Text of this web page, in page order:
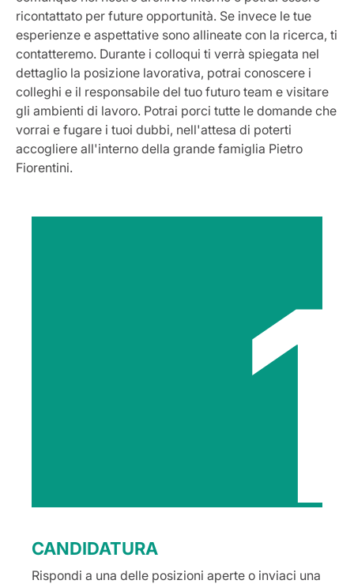
ricontattato per future opportunità. Se invece le tue
esperienze e aspettative sono allineate con la ricerca, ti
contatteremo. Durante i colloqui ti verrà spiegata nel
dettaglio la posizione lavorativa, potrai conoscere i
colleghi e il responsabile del tuo futuro team e visitare
gli ambienti di lavoro. Potrai porci tutte le domande che
vorrai e fugare i tuoi dubbi, nell'attesa di poterti
accogliere all'interno della grande famiglia Pietro
Fiorentini.
1
CANDIDATURA
Rispondi a una delle posizioni aperte o inviaci una